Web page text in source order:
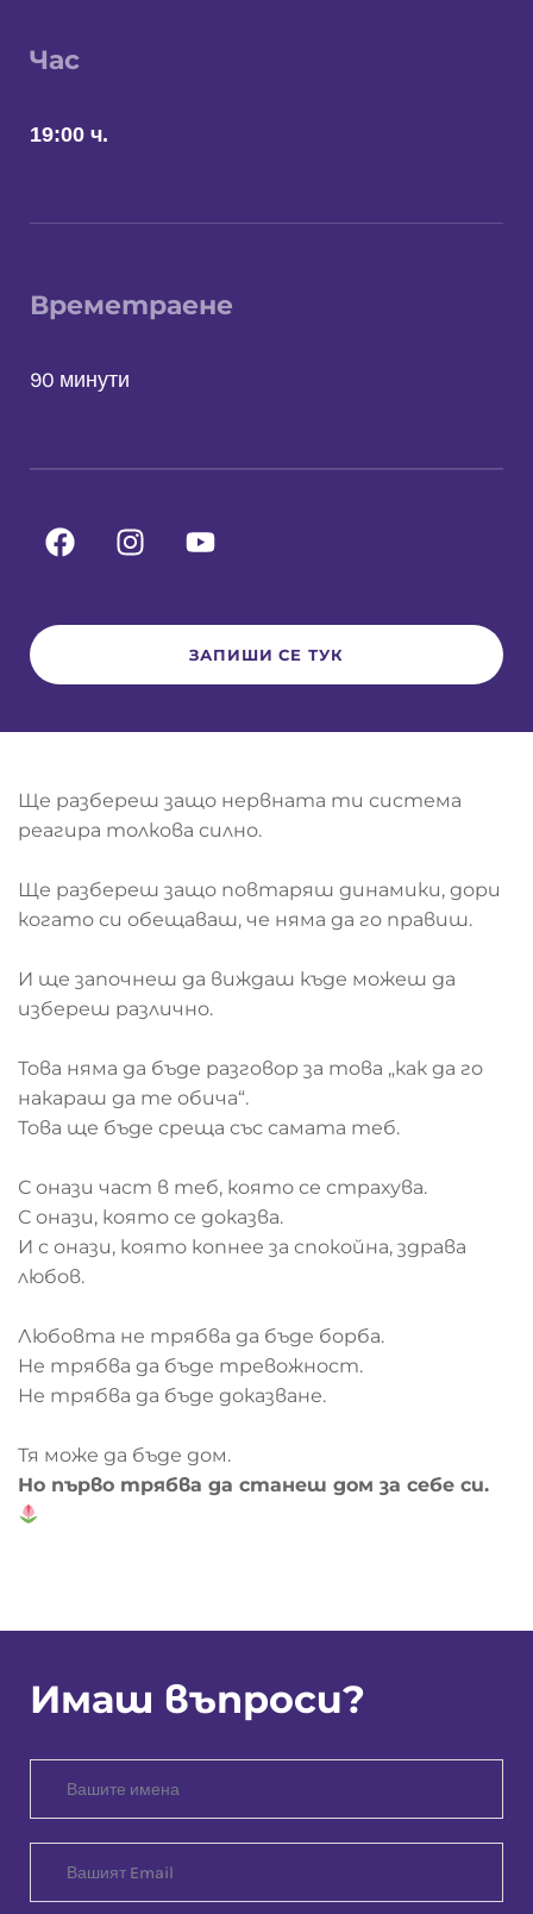
Час
19:00 ч.
Времетраене
90 минути
ЗАПИШИ СЕ ТУК
Ще разбереш защо нервната ти система
реагира толкова силно.
Ще разбереш защо повтаряш динамики, дори
когато си обещаваш, че няма да го правиш.
И ще започнеш да виждаш къде можеш да
избереш различно.
Това няма да бъде разговор за това „как да го
накараш да те обича“.
Това ще бъде среща със самата теб.
С онази част в теб, която се страхува.
С онази, която се доказва.
И с онази, която копнее за спокойна, здрава
любов.
Любовта не трябва да бъде борба.
Не трябва да бъде тревожност.
Не трябва да бъде доказване.
Тя може да бъде дом.
Но първо трябва да станеш дом за себе си.
Имаш въпроси?